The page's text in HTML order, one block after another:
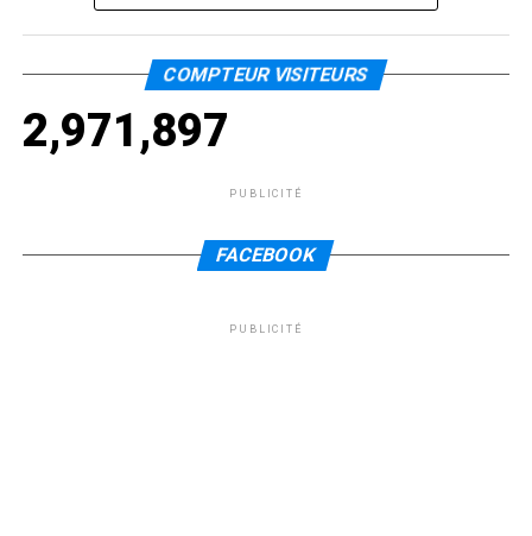
COMPTEUR VISITEURS
2,971,897
PUBLICITÉ
FACEBOOK
PUBLICITÉ